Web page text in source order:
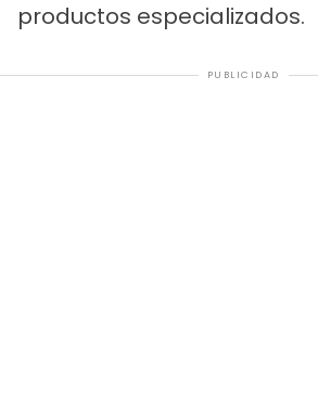
productos especializados.
PUBLICIDAD